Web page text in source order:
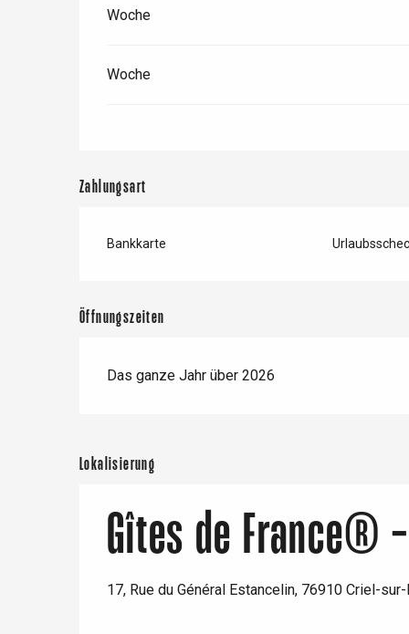
Woche
Woche
Zahlungsart
Bankkarte
Öffnungszeiten
Das ganze Jahr über 2026
Lokalisierung
Gîtes de France®
17, Rue du Général Estancelin, 76910 Criel-